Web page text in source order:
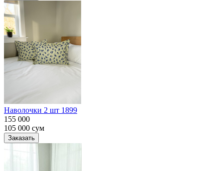
Наволочки 2 шт 1899
155 000
105 000 сум
Заказать